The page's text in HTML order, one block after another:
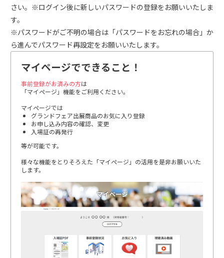
さい。※ログイン後に新しいパスワードの登録をお願いいたしま
す。
※パスワードがご不明の場合は「パスワードをお忘れの場合」か
ら進んでパスワード再設定をお願いいたします。
マイページでできること！
事前登録がお済みの方は
「マイページ」機能をご利用ください。
マイページでは
グランドフェア出展商品のお気に入り登録
お申し込み内容の確認、変更
入場証の再発行
等が可能です。
様々な機能をとりそろえた「マイページ」の活用を是非お願いいた
します。